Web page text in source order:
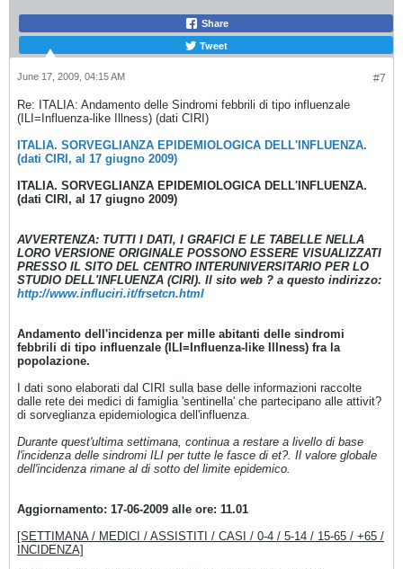
Share
Tweet
#7
June 17, 2009, 04:15 AM
Re: ITALIA: Andamento delle Sindromi febbrili di tipo influenzale
(ILI=Influenza-like Illness) (dati CIRI)
ITALIA. SORVEGLIANZA EPIDEMIOLOGICA DELL'INFLUENZA.
(dati CIRI, al 17 giugno 2009)
ITALIA. SORVEGLIANZA EPIDEMIOLOGICA DELL'INFLUENZA.
(dati CIRI, al 17 giugno 2009)
AVVERTENZA: TUTTI I DATI, I GRAFICI E LE TABELLE NELLA
LORO VERSIONE ORIGINALE POSSONO ESSERE VISUALIZZATI
PRESSO IL SITO DEL CENTRO INTERUNIVERSITARIO PER LO
STUDIO DELL'INFLUENZA (CIRI). Il sito web ? a questo indirizzo:
http://www.influciri.it/frsetcn.html
Andamento dell'incidenza per mille abitanti delle sindromi
febbrili di tipo influenzale (ILI=Influenza-like Illness) fra la
popolazione.
I dati sono elaborati dal CIRI sulla base delle informazioni raccolte
dalle rete dei medici di famiglia 'sentinella' che partecipano alle attivit?
di sorveglianza epidemiologica dell'influenza.
Durante quest'ultima settimana, continua a restare a livello di base
l'incidenza delle sindromi ILI per tutte le fasce di et?. Il valore globale
dell'incidenza rimane al di sotto del limite epidemico.
Aggiornamento: 17-06-2009 alle ore: 11.01
[SETTIMANA / MEDICI / ASSISTITI / CASI / 0-4 / 5-14 / 15-65 / +65 /
INCIDENZA]